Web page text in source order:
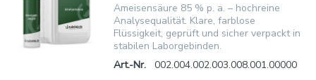
Ameisensäure 85 % p. a. – hochreine
Analysequalität. Klare, farblose
Flüssigkeit, geprüft und sicher verpackt in
stabilen Laborgebinden.
Art.-Nr.
002.004.002.003.008.001.00000